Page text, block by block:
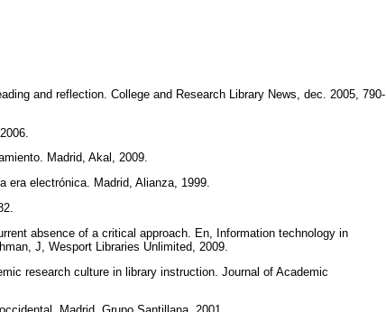
and reflection. College and Research Library News, dec. 2005, 790-
Madrid, Akal, 2009.
era electrónica. Madrid, Alianza, 1999.
absence of a critical approach. En, Information technology in
J, Wesport Libraries Unlimited, 2009.
research culture in library instruction. Journal of Academic